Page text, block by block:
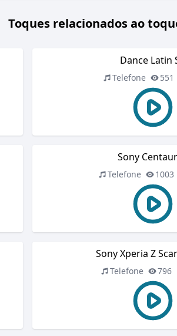
Toques relacionados ao
Dance Latin
Telefone 551
Sony
Telefone 1003
Sony Xperia Z
Telefone 796